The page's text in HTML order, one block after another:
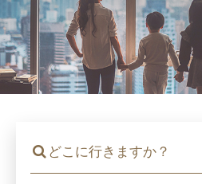
どこに行きますか？